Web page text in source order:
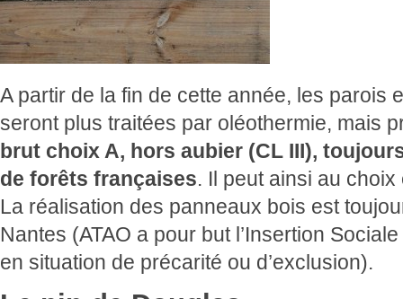
A partir de la fin de cette année, les parois
seront plus traitées par oléothermie, mais
brut choix A, hors aubier (CL III),
de forêts françaises. Il peut ainsi au
La réalisation des panneaux bois est
Nantes (ATAO a pour but l’Insertion
en situation de précarité ou d’exclusion).